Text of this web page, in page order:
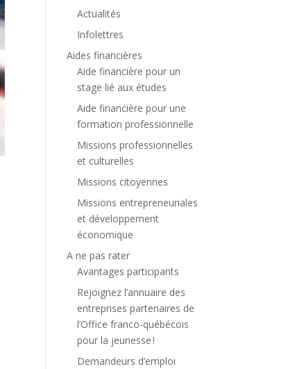
Actualités
Infolettres
Aides financières
Aide financière pour un
stage lié aux études
Aide financière pour une
formation professionnelle
Missions professionnelles
et culturelles
Missions citoyennes
Missions entrepreneuriales
et développement
économique
A ne pas rater
Avantages participants
Rejoignez l’annuaire des
entreprises partenaires de
l’Office franco-québécois
pour la jeunesse !
Demandeurs d’emploi